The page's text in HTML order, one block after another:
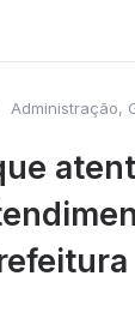
Administração,